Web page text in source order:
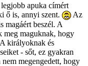
apuka címért
ő is, annyi szent.
Az
magáért beszél. A
meg maguknak, hogy
királyoknak és
- sőt, ez gyakran
megengedett, hogy